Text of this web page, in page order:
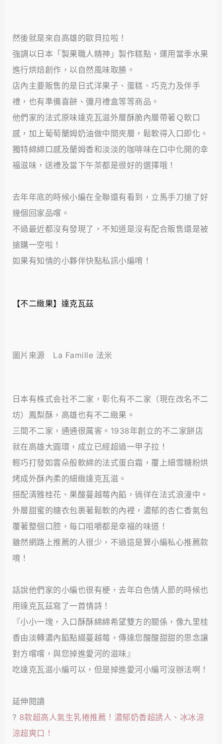
然後就是來自高雄的歐貝拉啦！
強調以日本「製果職人精神」製作糕點，運用當季水果
進行烘焙創作，以自然風味取勝。
店內主要販售的是日式洋果子、蛋糕、巧克力及伴手
禮，也有準備喜餅、彌月禮盒等等商品。
他們家的法式原味達克瓦滋外層酥脆內層帶著Ｑ軟口
感，加上葡萄蘭姆奶油做中間夾層，鬆軟得入口即化。
獨特綿綿口感及蘭姆香和淡淡的咖啡味在口中化開的幸
福滋味，送禮及當下午茶都是很好的選擇哦！
去年年底的時候小編在全聯還有看到，立馬手刀搶了好
幾個回家品嚐。
不過最近都沒有發現了，不知道是沒有配合販售還是被
搶購一空啦！
如果有知情的小夥伴快點私訊小編唷！
【不二緻果】達克瓦茲
圖片來源 La Famille 法米
日本有株式会社不二家，彰化有不二家（現在改名不二
坊）鳳梨酥，高雄也有不二緻果。
三間不二家，通通很厲害。1938年創立的不二家餅店
就在高雄大圓環，成立已經超過一甲子拉！
輕巧打發如雲朵般軟綿的法式蛋白霜，覆上細雪糖粉烘
烤成外酥內柔的細緻達克瓦滋。
搭配清雅桂花、果酸蔓越莓內餡，徜徉在法式浪漫中。
外層甜蜜的糖衣包裹著鬆軟的內裡，濃郁的杏仁香氣包
覆著整個口腔，每口咀嚼都是幸福的味道！
雖然網路上推薦的人很少，不過這是算小編私心推薦款
唷！
話說他們家的小編也很有梗，去年白色情人節的時候也
用達克瓦茲寫了一首情詩！
『小小一塊，入口酥酥綿綿希望雙方的關係，像九里桂
香由淡轉濃內餡點綴蔓越莓，傳達您酸酸甜甜的思念讓
對方嚐嚐，與您掉進愛河的滋味』
吃達克瓦滋小編可以，但是掉進愛河小編可沒辦法啊！
延伸閱讀
? 8款超高人氣生乳捲推薦！濃郁奶香超誘人、冰冰涼
涼超爽口！